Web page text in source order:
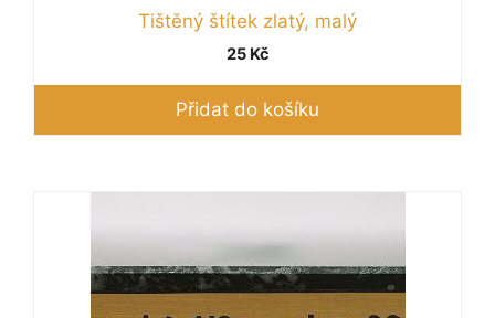
Tištěný štítek zlatý, malý
25 Kč
Přidat do košíku